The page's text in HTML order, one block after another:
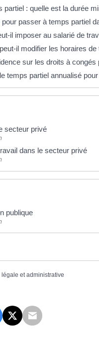
partiel : quelle est la durée
passer à temps partiel
il imposer au salarié de
il modifier les horaires
sur les droits à
temps partiel annualisé
secteur privé
dans le secteur privé
publique
et administrative